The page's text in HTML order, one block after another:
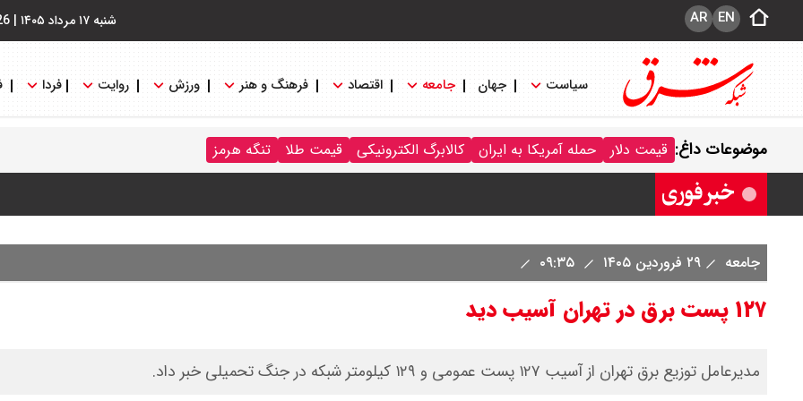
شنبه ۱۷ مرداد ۱۴۰۵ | EN
AR
سیاست جهان جامعه اقتصاد فرهنگ و هنر ورزش روایت فردا
موضوعات داغ: قیمت دلار حمله آمریکا به ایران کالابرگ الکترونیکی قیمت طلا تنگه هرمز
قیمت محصولات سایپا امروز شنبه ۱۷ مرداد ۱۴۰۵ / قیمت اطلس چند؟ + جدول
جامعه ۲۹ فروردین ۱۴۰۵
۱۲۷ پست برق در تهران آسیب دید
مدیرعامل توزیع برق تهران از آسیب ۱۲۷ پست عمومی و ۱۲۹ کیلومتر شبکه در جنگ تحمیلی خبر داد.